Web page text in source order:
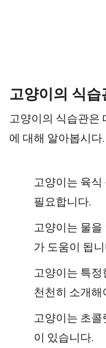
고양이의 식습
고양이의 식습관은
에 대해 알아봅시다.
고양이는 육식
필요합니다.
고양이는 물을
가 도움이 됩
고양이는 특정
천천히 소개해
고양이는 초콜
이 있습니다.